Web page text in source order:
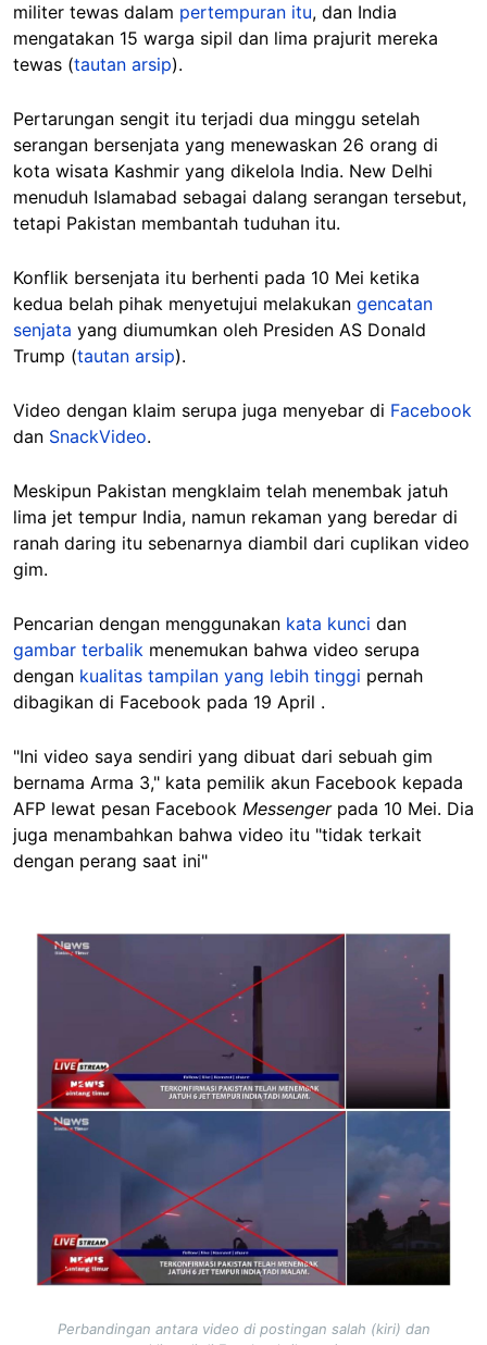
militer tewas dalam pertempuran itu, dan India
mengatakan 15 warga sipil dan lima prajurit mereka
tewas (tautan arsip).
Pertarungan sengit itu terjadi dua minggu setelah
serangan bersenjata yang menewaskan 26 orang di
kota wisata Kashmir yang dikelola India. New Delhi
menuduh Islamabad sebagai dalang serangan tersebut,
tetapi Pakistan membantah tuduhan itu.
Konflik bersenjata itu berhenti pada 10 Mei ketika
kedua belah pihak menyetujui melakukan gencatan
senjata yang diumumkan oleh Presiden AS Donald
Trump (tautan arsip).
Video dengan klaim serupa juga menyebar di Facebook
dan SnackVideo.
Meskipun Pakistan mengklaim telah menembak jatuh
lima jet tempur India, namun rekaman yang beredar di
ranah daring itu sebenarnya diambil dari cuplikan video
gim.
Pencarian dengan menggunakan kata kunci dan
gambar terbalik menemukan bahwa video serupa
dengan kualitas tampilan yang lebih tinggi pernah
dibagikan di Facebook pada 19 April .
"Ini video saya sendiri yang dibuat dari sebuah gim
bernama Arma 3," kata pemilik akun Facebook kepada
AFP lewat pesan Facebook Messengerpada 10 Mei. Dia
juga menambahkan bahwa video itu "tidak terkait
dengan perang saat ini"
Image
Perbandingan antara video di postingan salah (kiri) dan